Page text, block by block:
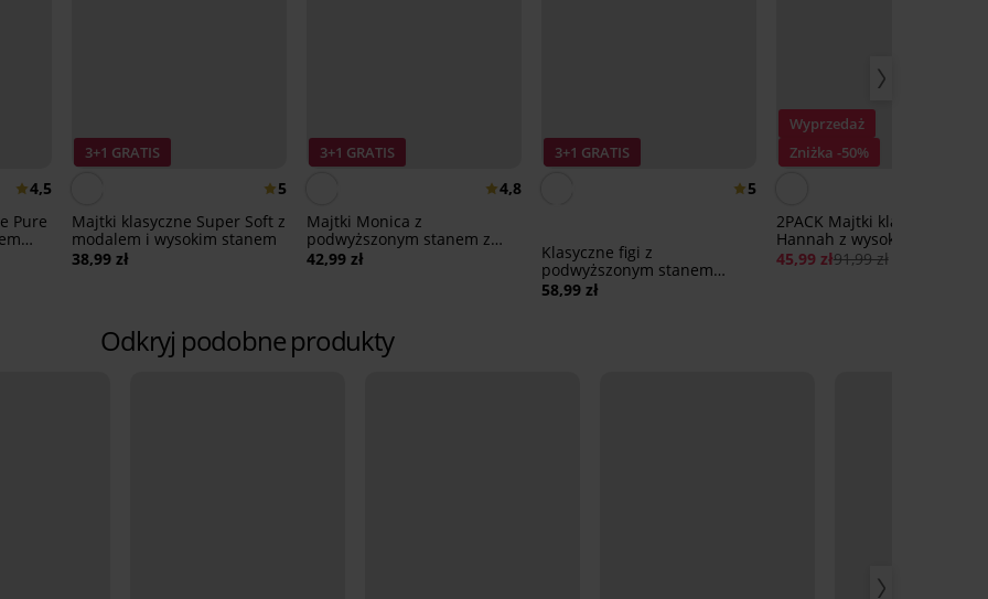
4,5
Pure
3+1 GRATIS
5
Majtki klasyczne Super Soft z
modalem i wysokim stanem
38,99 zł
3+1 GRATIS
4,8
Majtki Monica z
podwyższonym stanem z
modalem
42,99 zł
3+1 GRATIS
5
Klasyczne figi z
podwyższonym stanem
Fiona
58,99 zł
Wyprzedaż
Zniżka -50%
2PACK Majtki klasyczne
Hannah z wysokim stanem
45,99 zł91,99 zł
Odkryj podobne produkty